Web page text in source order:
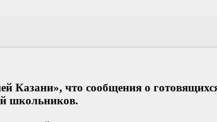
Казани», что сообщения о
школьников.